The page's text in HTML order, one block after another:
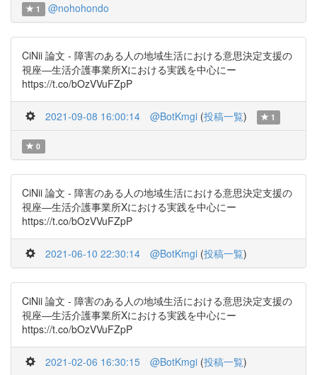
1 @nohohondo
CiNii 論文 - 障害のある人の地域生活における意思決定支援の
視座―生活介護事業所Xにおける実践を中心にー
https://t.co/bOzVVuFZpP
2021-09-08 16:00:14 @BotKmgi (投稿一覧) 1
0
CiNii 論文 - 障害のある人の地域生活における意思決定支援の
視座―生活介護事業所Xにおける実践を中心にー
https://t.co/bOzVVuFZpP
2021-06-10 22:30:14 @BotKmgi (投稿一覧)
CiNii 論文 - 障害のある人の地域生活における意思決定支援の
視座―生活介護事業所Xにおける実践を中心にー
https://t.co/bOzVVuFZpP
2021-02-06 16:30:15 @BotKmgi (投稿一覧)